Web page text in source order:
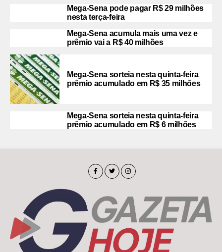
Mega-Sena pode pagar R$ 29 milhões
nesta terça-feira
Mega-Sena acumula mais uma vez e
prêmio vai a R$ 40 milhões
Mega-Sena sorteia nesta quinta-feira
prêmio acumulado em R$ 35 milhões
Mega-Sena sorteia nesta quinta-feira
prêmio acumulado em R$ 6 milhões